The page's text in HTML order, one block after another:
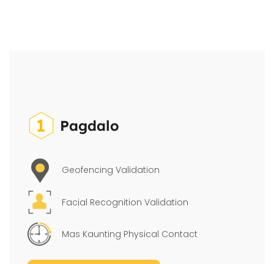
Pagdalo
Geofencing Validation
Facial Recognition Validation
Mas Kaunting Physical Contact